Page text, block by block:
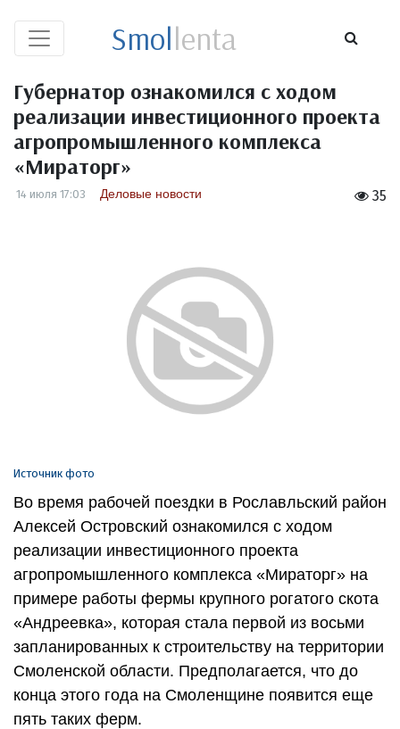
Smollenta
Губернатор ознакомился с ходом
реализации инвестиционного проекта
агропромышленного комплекса
«Мираторг»
35
14 июля 17:03 Деловые новости
Источник фото
Во время рабочей поездки в Рославльский район
Алексей Островский ознакомился с ходом
реализации инвестиционного проекта
агропромышленного комплекса «Мираторг» на
примере работы фермы крупного рогатого скота
«Андреевка», которая стала первой из восьми
запланированных к строительству на территории
Смоленской области. Предполагается, что до
конца этого года на Смоленщине появится еще
пять таких ферм.